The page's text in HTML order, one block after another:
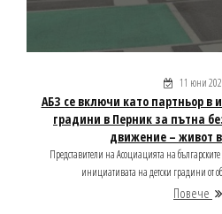
11 юни
АБЗ се включи като партньор в
градини в Перник за пътна
движение – живот
Представители на Асоциацията на
инициативата на детски градини от
Повече